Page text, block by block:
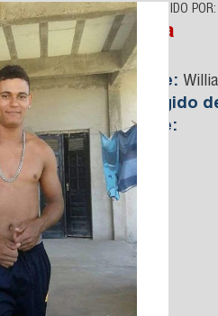
CONHECIDO POR:
Willa
Nome:
Foragido
Idade: